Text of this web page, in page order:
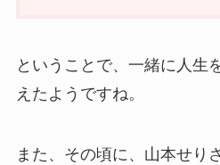
ということで、一緒に人生
えたようですね。
また、その頃に、山本せり